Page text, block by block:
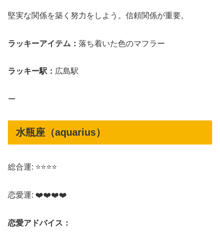
堅実な関係を築く努力をしよう。信頼関係が重要。
ラッキーアイテム： 落ち着いた色のマフラー
ラッキー駅： 広島駅
ー
水瓶座（aquarius）
総合運: ⭐⭐⭐⭐
恋愛運: ❤️❤️❤️❤️
恋愛アドバイス：